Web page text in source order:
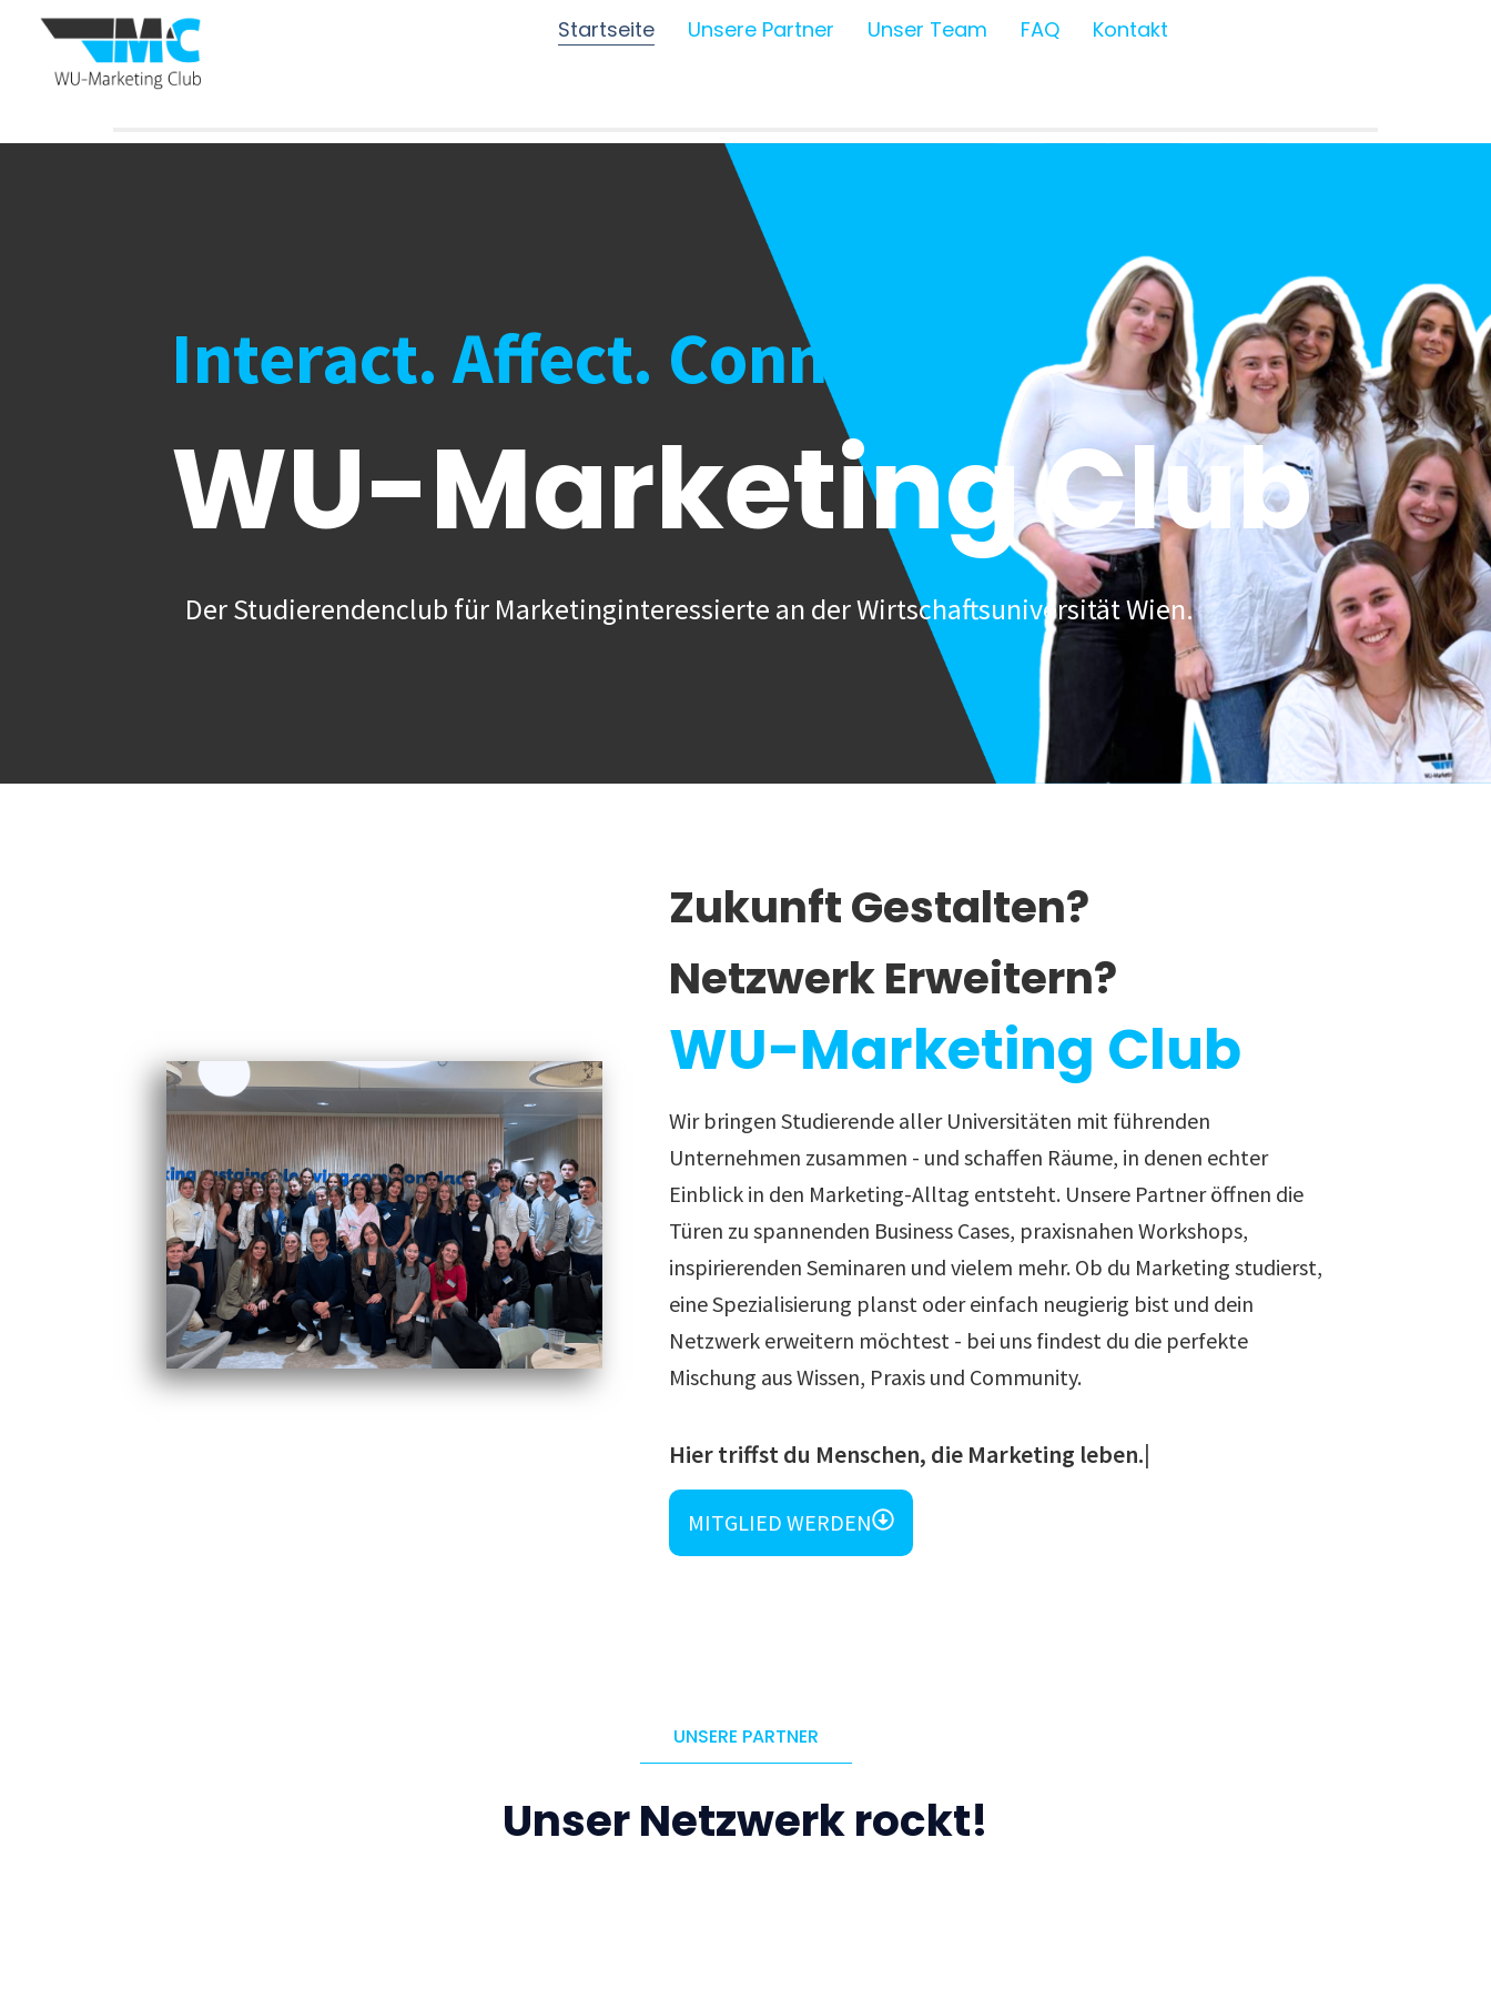
Startseite Unsere Partner Unser Team FAQ Kontakt
Interact. Affect. Connect.
WU-Marketing Club
Der Studierendenclub für Marketinginteressierte an der Wirtschaftsuniversität Wien.
Zukunft Gestalten?
Netzwerk Erweitern?
WU-Marketing Club
Wir bringen Studierende aller Universitäten mit führenden
Unternehmen zusammen - und schaffen Räume, in denen echter
Einblick in den Marketing-Alltag entsteht. Unsere Partner öffnen die
Türen zu spannenden Business Cases, praxisnahen Workshops,
inspirierenden Seminaren und vielem mehr. Ob du Marketing studierst,
eine Spezialisierung planst oder einfach neugierig bist und dein
Netzwerk erweitern möchtest - bei uns findest du die perfekte
Mischung aus Wissen, Praxis und Community.
Hier triffst du Menschen, die Marketing leben.
MITGLIED WERDEN
UNSERE PARTNER
Unser Netzwerk rockt!